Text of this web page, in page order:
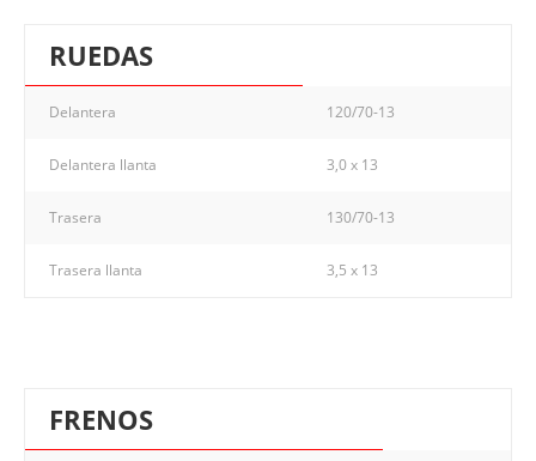
RUEDAS
Delantera 120/70-13
Delantera llanta 3,0 x 13
Trasera 130/70-13
Trasera llanta 3,5 x 13
FRENOS